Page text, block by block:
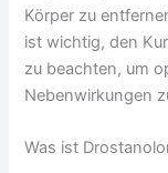
Körper zu
ist wichtig, den
zu beachten, um
Nebenwirkungen
Was ist